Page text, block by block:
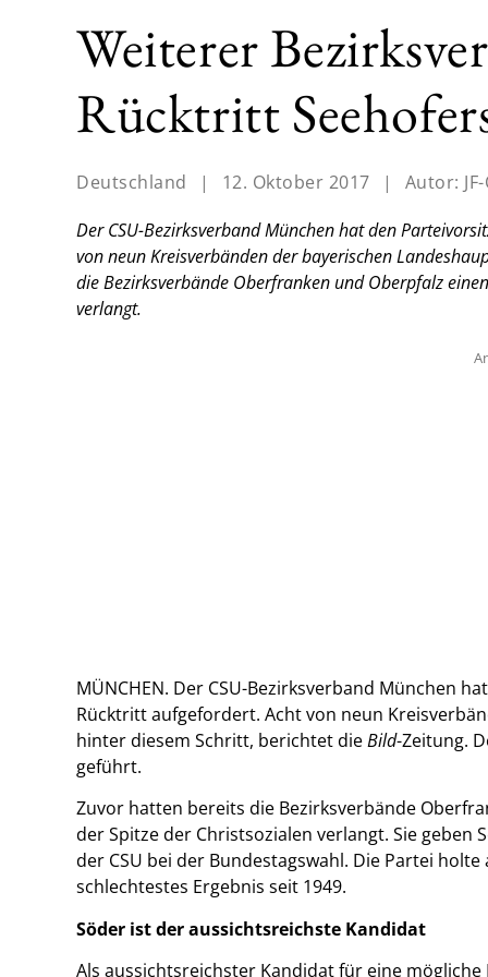
Weiterer
Rücktritt
Deutschland | 12. Oktober 2017 | Autor:
Der CSU-Bezirksverband München hat den
von neun Kreisverbänden der bayerischen
die Bezirksverbände Oberfranken und Oberpfalz
verlangt.
MÜNCHEN. Der CSU-Bezirksverband München
Rücktritt aufgefordert. Acht von neun
hinter diesem Schritt, berichtet dieBild-Zeitung.
geführt.
Zuvor hatten bereits die Bezirksverbände
der Spitze der Christsozialen verlangt. Sie geben
der CSU bei der Bundestagswahl. Die Partei
schlechtestes Ergebnis seit 1949.
Söder ist der aussichtsreichste Kandidat
Als aussichtsreichster Kandidat für eine